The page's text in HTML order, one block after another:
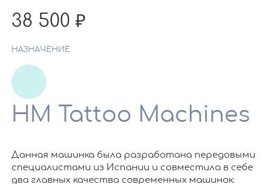
38 500
НАЗНАЧЕНИЕ
HM Tattoo Machines
Данная машинка была разработана передовыми
специалистами из Испании и совместила в себе
два главных качества современных машинок: